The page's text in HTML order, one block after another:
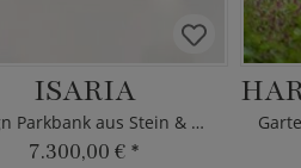
ISARIA
Design Parkbank aus Stein & Holz
7.300,00 € *